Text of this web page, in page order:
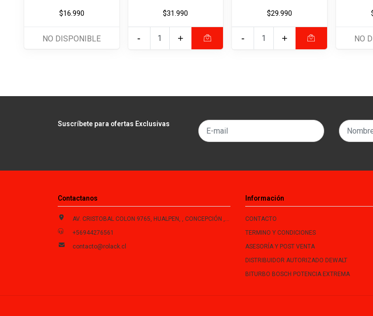
$16.990
NO DISPONIBLE
$31.990
+
-
$29.990
+
- NO
Suscríbete para ofertas Exclusivas
Contactanos
AV. CRISTOBAL COLON 9765, HUALPEN, , CONCEPCIÓN , Biobío, Chile
+56944276561
contacto@rolack.cl
Información
CONTACTO
TERMINO Y CONDICIONES
ASESORÍA Y POST VENTA
DISTRIBUIDOR AUTORIZADO DEWALT
BITURBO BOSCH POTENCIA EXTREMA